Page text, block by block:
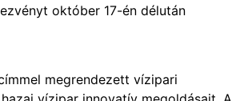
október 17-én délután
megrendezett vízipari